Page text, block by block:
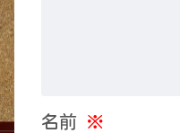
名前 ※